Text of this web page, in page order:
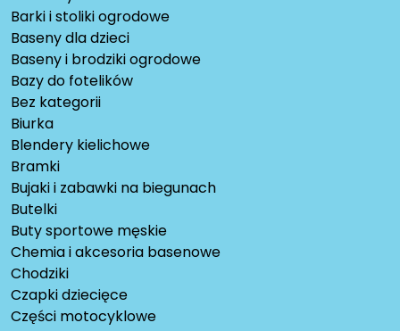
Barki i stoliki ogrodowe
Baseny dla dzieci
Baseny i brodziki ogrodowe
Bazy do fotelików
Bez kategorii
Biurka
Blendery kielichowe
Bramki
Bujaki i zabawki na biegunach
Butelki
Buty sportowe męskie
Chemia i akcesoria basenowe
Chodziki
Czapki dziecięce
Części motocyklowe